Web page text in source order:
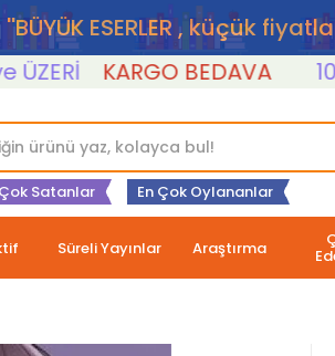
''BÜYÜK ESERLER , küçük
KARGO BEDAVA 1000
Çok Satanlar En Çok Oylananlar
Süreli Yayınlar Araştırma